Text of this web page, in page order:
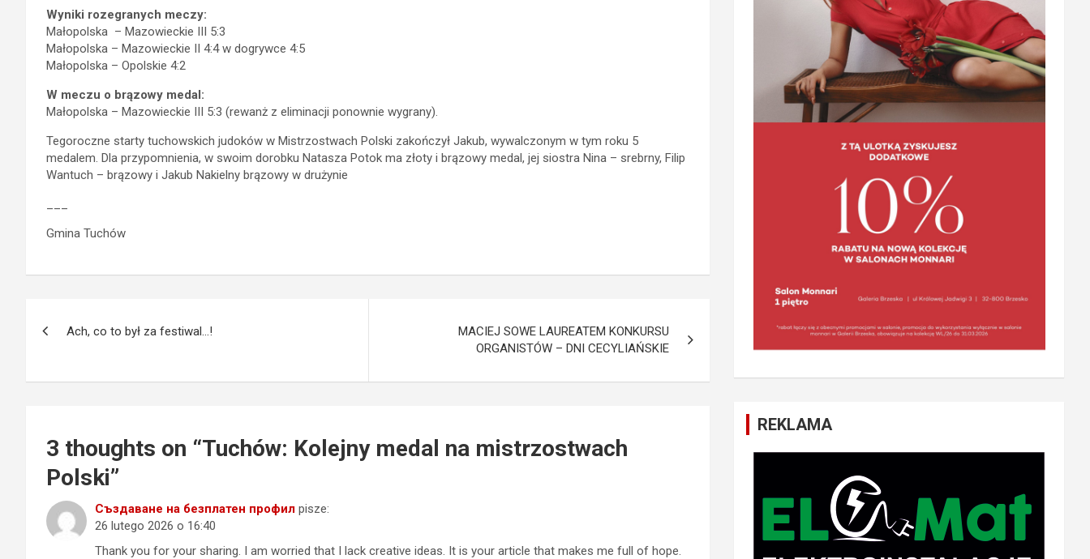
Wyniki rozegranych meczy:
Małopolska – Mazowieckie III 5:3
Małopolska – Mazowieckie II 4:4 w dogrywce 4:5
Małopolska – Opolskie 4:2
W meczu o brązowy medal:
Małopolska – Mazowieckie III 5:3 (rewanż z eliminacji ponownie wygrany).
Tegoroczne starty tuchowskich judoków w Mistrzostwach Polski zakończył Jakub, wywalczonym w tym roku 5
medalem. Dla przypomnienia, w swoim dorobku Natasza Potok ma złoty i brązowy medal, jej siostra Nina – srebrny, Filip
Wantuch – brązowy i Jakub Nakielny brązowy w drużynie
Gmina Tuchów
wpisu
Ach, co to był za festiwal…!
MACIEJ SOWE LAUREATEM KONKURSU
ORGANISTÓW – DNI CECYLIAŃSKIE
3 thoughts on “Tuchów: Kolejny medal na mistrzostwach
Polski”
Създаване на безплатен профил pisze:
26 lutego 2026 o 16:40
Thank you for your sharing. I am worried that I lack creative ideas. It is your article that makes me full of hope.
REKLAMA